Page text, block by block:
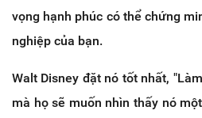
vọng hạnh phúc có thể chứng
nghiệp của bạn.
Walt Disney đặt nó tốt nhất,
mà họ sẽ muốn nhìn thấy nó